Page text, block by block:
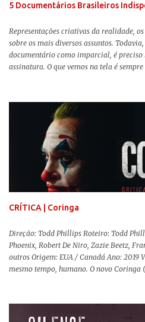
5 Documentários Brasileiros
Representações criativas da realidade,
sobre os mais diversos assuntos.
documentário como imparcial, é
assinatura. O que vemos na tela é
sempre importante levarmos em conta
da obra. O cinema brasileiro é celeiro
deles mundialmente reconhecidos.
estéticas de se fazer documentários,
gênero que, para mim, são
(1984) , de Eduardo Coutinho Em 1964,
Coutinho (Edifício Master) teve que
documentário sobre o assassinato do
CRÍTICA | Coringa
Direção: Todd Phillips Roteiro: Todd
Phoenix, Robert De Niro, Zazie Beetz,
outros Origem: EUA / Canadá Ano: 2019
mesmo tempo, humano. O novo Coringa
Comics . É importante ressaltar que
menos de vilão. O longa de Todd Phillips